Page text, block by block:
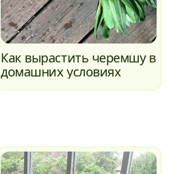
Как вырастить черемшу в
домашних условиях